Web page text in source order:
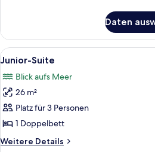
Meerblick
Daten
Alle
Fotos
für
Junior-
Suite
anzeigen
Ein
5
Junior-Suite
Blick aufs Meer
26 m²
Platz für 3 Personen
1 Doppelbett
Weitere Details
Weitere